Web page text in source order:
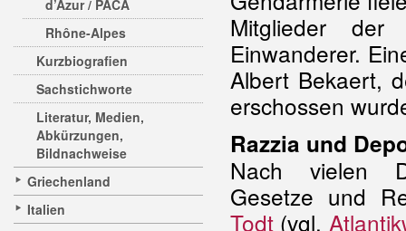
d’Azur / PACA
Rhône-Alpes
Kurzbiografien
Sachstichworte
Literatur, Medien,
Abkürzungen,
Bildnachweise
Griechenland
Italien
Mitglieder
Einwanderer.
Albert Bekaert,
erschossen
Razzia und
Nach vielen
Gesetze und
Todt (vgl.